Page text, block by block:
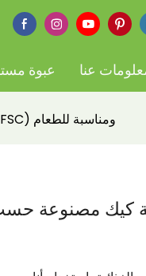
عبوة عنا
علب كيك وأوعية كيك مصنوعة حسب الطلب من ورق معتمد من مجلس رعاية الغابات (FSC) ومناسبة للطعام
كيك مصنوعة